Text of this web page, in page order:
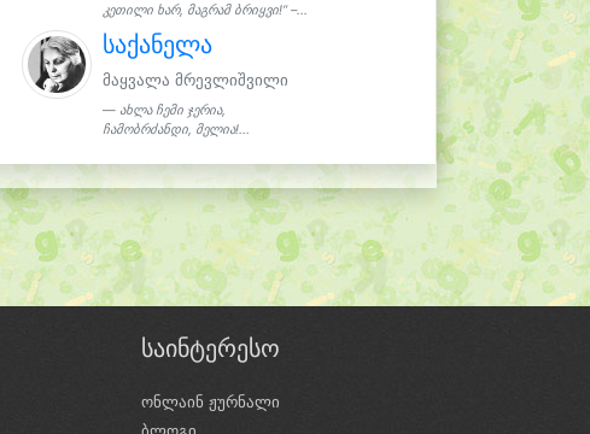
კეთილი ხარ, მაგრამ ბრიყვი!“ –...
საქანელა
მაყვალა მრევლიშვილი
ახლა ჩემი ჯერია,
ჩამობრძანდი, მელია!...
საინტერესო
ონლაინ ჟურნალი
ბლოგი